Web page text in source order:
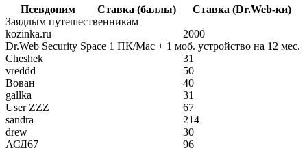
Псевдоним
Ставка (баллы)
Ставка (Dr.Web-ки)
Заядлым путешественникам
kozinka.ru
2000
Dr.Web Security Space 1 ПК/Mac + 1 моб. устройство на 12 мес.
Cheshek
31
vreddd
50
Вован
40
gallka
31
User ZZZ
67
sandra
214
drew
30
АСД67
96